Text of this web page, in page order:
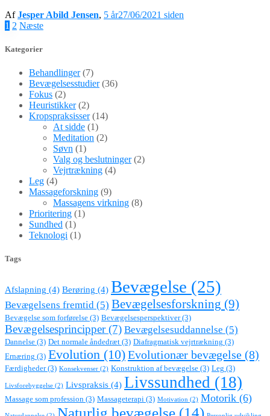
AfJesper Abild Jensen, 5 år27/06/2021 siden
Indlægsinddeling
1 2 Næste
Kategorier
Behandlinger(7)
Bevægelsesstudier(36)
Fokus (2)
Heuristikker(2)
Kropspraksisser(14)
At sidde (1)
Meditation (2)
Søvn (1)
Valg og beslutninger(2)
Vejrtrækning (4)
Leg (4)
Massageforskning (9)
Massagens virkning (8)
Prioritering (1)
Sundhed (1)
Teknologi (1)
Tags
Afslapning (4) Berøring (4) Bevægelse (25)
Bevægelsens fremtid (5) Bevægelsesforskning (9)
Bevægelse som forførelse (3) Bevægelsesperspektiver(3)
Bevægelsesprincipper(7) Bevægelsesuddannelse (5)
Dannelse (3) Det normale åndedræt (3) Diafragmatisk vejrtrækning (3)
Ernæring (3) Evolution (10)Evolutionær bevægelse (8)
Færdigheder(3) Konsekvenser (2) Konstruktion af bevægelse (3) Leg (3)
Livsforebyggelse (2) Livspraksis (4) Livssundhed (18)
Massage som profession (3) Massageterapi (3) Motivation (2) Motorik (6)